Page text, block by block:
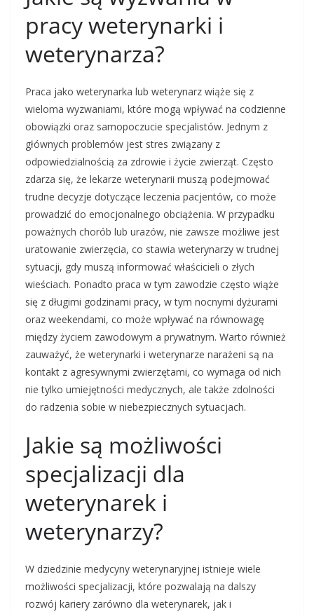
pracy weterynarki i
weterynarza?
Praca jako weterynarka lub weterynarz wiąże się z
wieloma wyzwaniami, które mogą wpływać na codzienne
obowiązki oraz samopoczucie specjalistów. Jednym z
głównych problemów jest stres związany z
odpowiedzialnością za zdrowie i życie zwierząt. Często
zdarza się, że lekarze weterynarii muszą podejmować
trudne decyzje dotyczące leczenia pacjentów, co może
prowadzić do emocjonalnego obciążenia. W przypadku
poważnych chorób lub urazów, nie zawsze możliwe jest
uratowanie zwierzęcia, co stawia weterynarzy w trudnej
sytuacji, gdy muszą informować właścicieli o złych
wieściach. Ponadto praca w tym zawodzie często wiąże
się z długimi godzinami pracy, w tym nocnymi dyżurami
oraz weekendami, co może wpływać na równowagę
między życiem zawodowym a prywatnym. Warto również
zauważyć, że weterynarki i weterynarze narażeni są na
kontakt z agresywnymi zwierzętami, co wymaga od nich
nie tylko umiejętności medycznych, ale także zdolności
do radzenia sobie w niebezpiecznych sytuacjach.
Jakie są możliwości
specjalizacji dla
weterynarek i
weterynarzy?
W dziedzinie medycyny weterynaryjnej istnieje wiele
możliwości specjalizacji, które pozwalają na dalszy
rozwój kariery zarówno dla weterynarek, jak i